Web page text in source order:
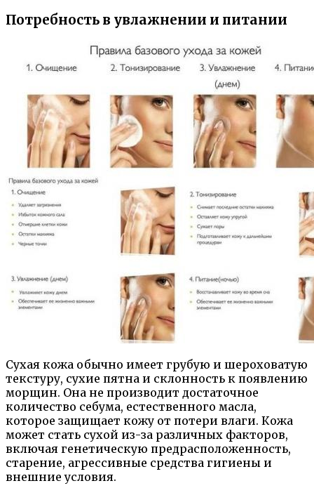
Потребность в увлажнении и питании
Сухая кожа обычно имеет грубую и шероховатую
текстуру, сухие пятна и склонность к появлению
морщин. Она не производит достаточное
количество себума, естественного масла,
которое защищает кожу от потери влаги. Кожа
может стать сухой из-за различных факторов,
включая генетическую предрасположенность,
старение, агрессивные средства гигиены и
внешние условия.